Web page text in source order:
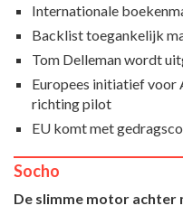
Internationale
Backlist toegankelijk
Tom Delleman wordt
Europees initiatief voor
richting pilot
EU komt met
Socho
De slimme motor